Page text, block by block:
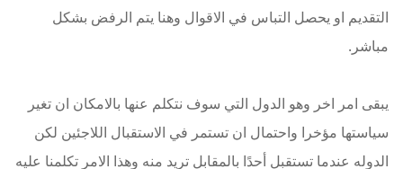
التقديم او يحصل التباس في الاقوال وهنا يتم الرفض بشكل
مباشر.
يبقى امر اخر وهو الدول التي سوف نتكلم عنها بالامكان ان تغير
سياستها مؤخرا واحتمال ان تستمر في الاستقبال اللاجئين لكن
الدوله عندما تستقبل أحدًا بالمقابل تريد منه وهذا الامر تكلمنا عليه